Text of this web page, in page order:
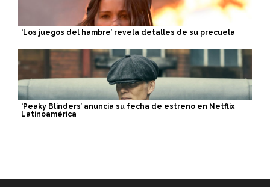
‘Los juegos del hambre’ revela detalles de su precuela
‘Peaky Blinders’ anuncia su fecha de estreno en Netflix
Latinoamérica